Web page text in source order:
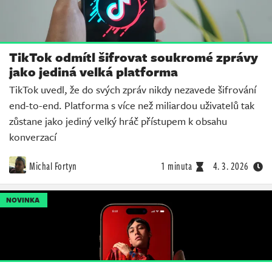
TikTok odmítl šifrovat soukromé zprávy
jako jediná velká platforma
TikTok uvedl, že do svých zpráv nikdy nezavede šifrování
end-to-end. Platforma s více než miliardou uživatelů tak
zůstane jako jediný velký hráč přístupem k obsahu
konverzací
Michal Fortyn 1 minuta 4. 3. 2026
NOVINKA